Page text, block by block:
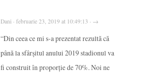
Dani · februarie 23, 2019 at 10:49:13 · →
“Din ceea ce mi s-a prezentat rezultă că
până la sfârșitul anului 2019 stadionul va
fi construit în proporție de 70%. Noi ne